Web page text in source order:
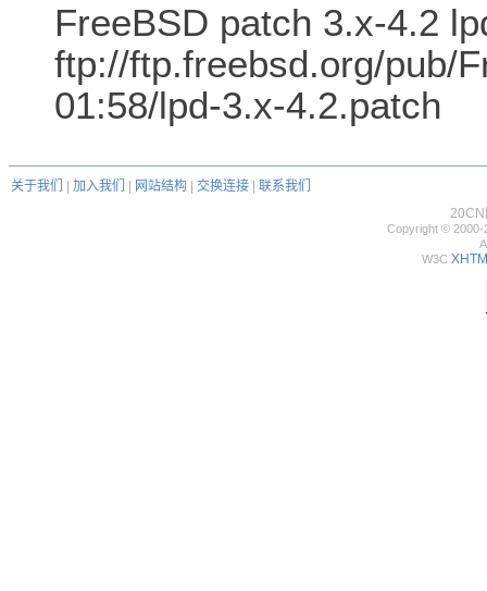
FreeBSD patch 3.x-4.2
ftp://ftp.freebsd.org/pub/
01:58/lpd-3.x-4.2.patch
关于我们 加入我们 网站结构 交换连接
联系我们
20CN
Copyright © 2000-
W3C